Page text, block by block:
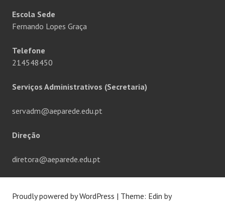
Escola Sede
Fernando Lopes Graça
Telefone
214548450
Serviços Administrativos (Secretaria)
servadm@aeparede.edu.pt
Direção
diretora@aeparede.edu.pt
Proudly powered by WordPress | Theme: Edin by